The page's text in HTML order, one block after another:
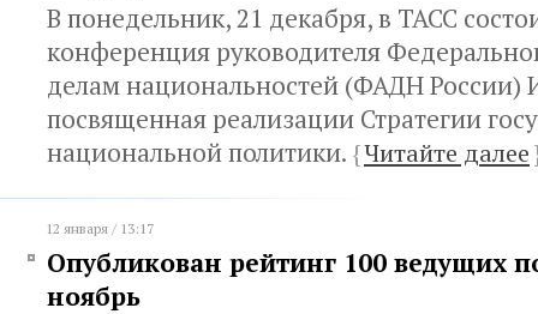
В понедельник, 21 декабря, в ТАСС
конференция руководителя
делам национальностей (ФАДН России)
посвященная реализации Стратегии
национальной политики. {Читайте далее
12 января / 13:17
Опубликован рейтинг 100 ведущих
ноябрь